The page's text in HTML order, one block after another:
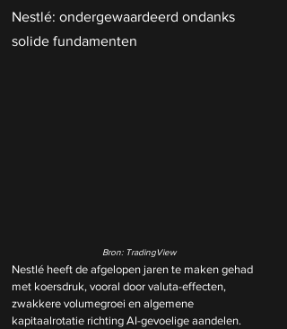
Nestlé: ondergewaardeerd ondanks
solide fundamenten
Bron: TradingView
Nestlé heeft de afgelopen jaren te maken gehad
met koersdruk, vooral door valuta-effecten,
zwakkere volumegroei en algemene
kapitaalrotatie richting AI-gevoelige aandelen.